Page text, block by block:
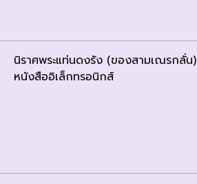
นิราศพระแท่นดงรัง (ของสามเณรกลั่น)
หนังสืออิเล็กทรอนิกส์